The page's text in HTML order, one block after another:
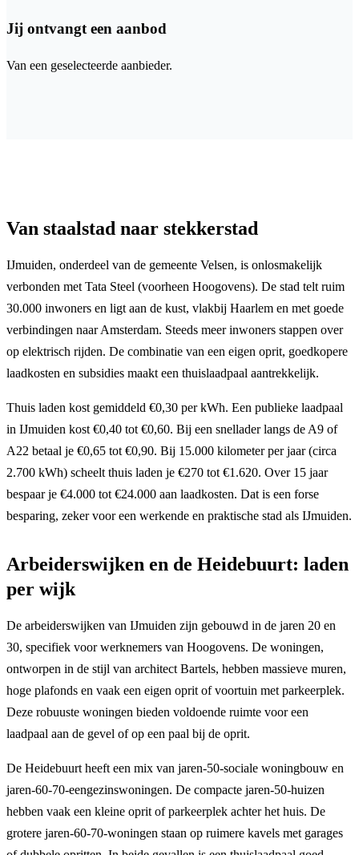
Jij ontvangt een aanbod
Van een geselecteerde aanbieder.
Van staalstad naar stekkerstad
IJmuiden, onderdeel van de gemeente Velsen, is onlosmakelijk
verbonden met Tata Steel (voorheen Hoogovens). De stad telt ruim
30.000 inwoners en ligt aan de kust, vlakbij Haarlem en met goede
verbindingen naar Amsterdam. Steeds meer inwoners stappen over
op elektrisch rijden. De combinatie van een eigen oprit, goedkopere
laadkosten en subsidies maakt een thuislaadpaal aantrekkelijk.
Thuis laden kost gemiddeld €0,30 per kWh. Een publieke laadpaal
in IJmuiden kost €0,40 tot €0,60. Bij een snellader langs de A9 of
A22 betaal je €0,65 tot €0,90. Bij 15.000 kilometer per jaar (circa
2.700 kWh) scheelt thuis laden je €270 tot €1.620. Over 15 jaar
bespaar je €4.000 tot €24.000 aan laadkosten. Dat is een forse
besparing, zeker voor een werkende en praktische stad als IJmuiden.
Arbeiderswijken en de Heidebuurt: laden
per wijk
De arbeiderswijken van IJmuiden zijn gebouwd in de jaren 20 en
30, specifiek voor werknemers van Hoogovens. De woningen,
ontworpen in de stijl van architect Bartels, hebben massieve muren,
hoge plafonds en vaak een eigen oprit of voortuin met parkeerplek.
Deze robuuste woningen bieden voldoende ruimte voor een
laadpaal aan de gevel of op een paal bij de oprit.
De Heidebuurt heeft een mix van jaren-50-sociale woningbouw en
jaren-60-70-eengezinswoningen. De compacte jaren-50-huizen
hebben vaak een kleine oprit of parkeerplek achter het huis. De
grotere jaren-60-70-woningen staan op ruimere kavels met garages